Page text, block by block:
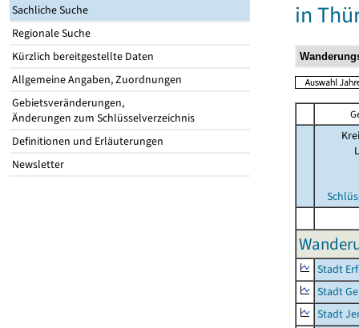
Sachliche Suche
Regionale Suche
Kürzlich bereitgestellte Daten
Allgemeine Angaben, Zuordnungen
Gebietsveränderungen,
Änderungen zum Schlüsselverzeichnis
Definitionen und Erläuterungen
Newsletter
in
Stadt
Stadt
Stadt